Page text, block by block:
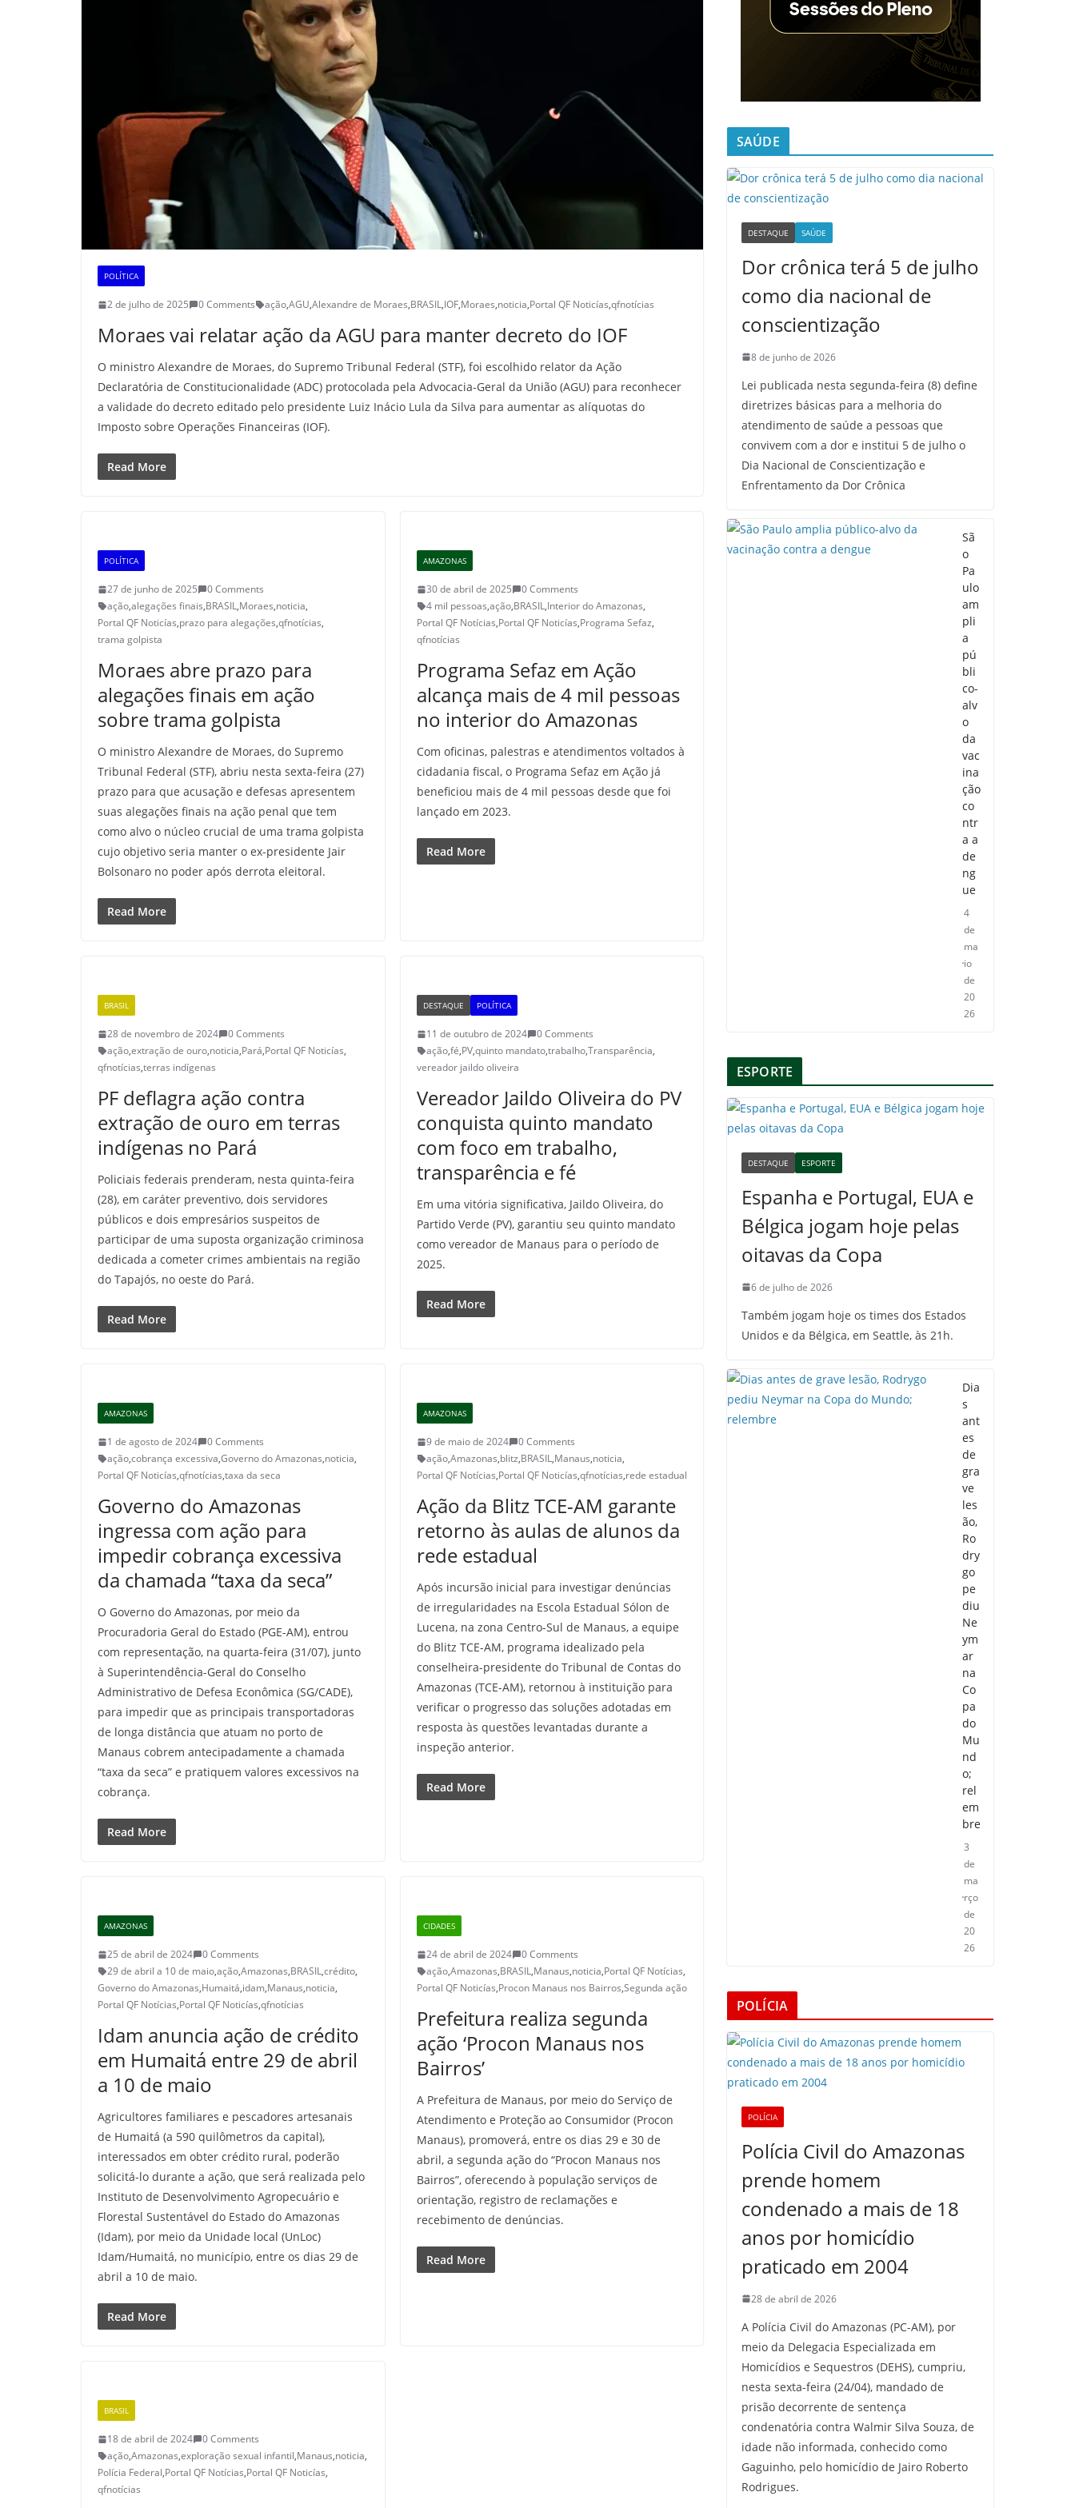
POLÍTICA
2 de julho de 2025 0 Comments ação,AGU,Alexandre de Moraes,BRASIL,IOF,Moraes,noticia,Portal QF Noticías,qfnotícias
Moraes vai relatar ação da AGU para manter decreto do IOF
O ministro Alexandre de Moraes, do Supremo Tribunal Federal (STF), foi escolhido relator da Ação
Declaratória de Constitucionalidade (ADC) protocolada pela Advocacia-Geral da União (AGU) para reconhecer
a validade do decreto editado pelo presidente Luiz Inácio Lula da Silva para aumentar as alíquotas do
Imposto sobre Operações Financeiras (IOF).
Read More
POLÍTICA
27 de junho de 2025
0 Comments
ação,alegações finais,BRASIL,Moraes,noticia,
Portal QF Noticías,prazo para alegações,qfnotícias,
trama golpista
Moraes abre prazo para
alegações finais em ação
sobre trama golpista
O ministro Alexandre de Moraes, do Supremo
Tribunal Federal (STF), abriu nesta sexta-feira (27)
prazo para que acusação e defesas apresentem
suas alegações finais na ação penal que tem
como alvo o núcleo crucial de uma trama golpista
cujo objetivo seria manter o ex-presidente Jair
Bolsonaro no poder após derrota eleitoral.
Read More
AMAZONAS
30 de abril de 2025
0 Comments
4 mil pessoas,ação,BRASIL,Interior do Amazonas,
Portal QF Notícias,Portal QF Noticías,Programa Sefaz,
qfnotícias
Programa Sefaz em Ação
alcança mais de 4 mil pessoas
no interior do Amazonas
Com oficinas, palestras e atendimentos voltados à
cidadania fiscal, o Programa Sefaz em Ação já
beneficiou mais de 4 mil pessoas desde que foi
lançado em 2023.
Read More
BRASIL
28 de novembro de 2024
0 Comments
ação,extração de ouro,noticia,Pará,Portal QF Noticías,
qfnotícias,terras indígenas
PF deflagra ação contra
extração de ouro em terras
indígenas no Pará
Policiais federais prenderam, nesta quinta-feira
(28), em caráter preventivo, dois servidores
públicos e dois empresários suspeitos de
participar de uma suposta organização criminosa
dedicada a cometer crimes ambientais na região
do Tapajós, no oeste do Pará.
Read More
DESTAQUE POLÍTICA
11 de outubro de 2024
0 Comments
ação,fé,PV,quinto mandato,trabalho,Transparência,
vereador jaildo oliveira
Vereador Jaildo Oliveira do PV
conquista quinto mandato
com foco em trabalho,
transparência e fé
Em uma vitória significativa, Jaildo Oliveira, do
Partido Verde (PV), garantiu seu quinto mandato
como vereador de Manaus para o período de
2025.
Read More
AMAZONAS
1 de agosto de 2024
0 Comments
ação,cobrança excessiva,Governo do Amazonas,noticia,
Portal QF Noticías,qfnotícias,taxa da seca
Governo do Amazonas
ingressa com ação para
impedir cobrança excessiva
da chamada “taxa da seca”
O Governo do Amazonas, por meio da
Procuradoria Geral do Estado (PGE-AM), entrou
com representação, na quarta-feira (31/07), junto
à Superintendência-Geral do Conselho
Administrativo de Defesa Econômica (SG/CADE),
para impedir que as principais transportadoras
de longa distância que atuam no porto de
Manaus cobrem antecipadamente a chamada
“taxa da seca” e pratiquem valores excessivos na
cobrança.
Read More
AMAZONAS
9 de maio de 2024
0 Comments
ação,Amazonas,blitz,BRASIL,Manaus,noticia,
Portal QF Notícias,Portal QF Noticías,qfnotícias,rede estadual
​Ação da Blitz TCE-AM garante
retorno às aulas de alunos da
rede estadual
Após incursão inicial para investigar denúncias
de irregularidades na Escola Estadual Sólon de
Lucena, na zona Centro-Sul de Manaus, a equipe
do Blitz TCE-AM, programa idealizado pela
conselheira-presidente do Tribunal de Contas do
Amazonas (TCE-AM), retornou à instituição para
verificar o progresso das soluções adotadas em
resposta às questões levantadas durante a
inspeção anterior.
Read More
AMAZONAS
25 de abril de 2024
0 Comments
29 de abril a 10 de maio,ação,Amazonas,BRASIL,crédito,
Governo do Amazonas,Humaitá,idam,Manaus,noticia,
Portal QF Notícias,Portal QF Noticías,qfnotícias
Idam anuncia ação de crédito
em Humaitá entre 29 de abril
a 10 de maio
Agricultores familiares e pescadores artesanais
de Humaitá (a 590 quilômetros da capital),
interessados em obter crédito rural, poderão
solicitá-lo durante a ação, que será realizada pelo
Instituto de Desenvolvimento Agropecuário e
Florestal Sustentável do Estado do Amazonas
(Idam), por meio da Unidade local (UnLoc)
Idam/Humaitá, no município, entre os dias 29 de
abril a 10 de maio.
Read More
CIDADES
24 de abril de 2024
0 Comments
ação,Amazonas,BRASIL,Manaus,noticia,Portal QF Notícias,
Portal QF Noticías,Procon Manaus nos Bairros,Segunda ação
Prefeitura realiza segunda
ação ‘Procon Manaus nos
Bairros’
A Prefeitura de Manaus, por meio do Serviço de
Atendimento e Proteção ao Consumidor (Procon
Manaus), promoverá, entre os dias 29 e 30 de
abril, a segunda ação do “Procon Manaus nos
Bairros”, oferecendo à população serviços de
orientação, registro de reclamações e
recebimento de denúncias.
Read More
BRASIL
18 de abril de 2024
0 Comments
ação,Amazonas,exploração sexual infantil,Manaus,noticia,
Polícia Federal,Portal QF Notícias,Portal QF Noticías,
qfnotícias
SAÚDE
DESTAQUE SAÚDE
Dor crônica terá 5 de julho
como dia nacional de
conscientização
8 de junho de 2026
Lei publicada nesta segunda-feira (8) define
diretrizes básicas para a melhoria do
atendimento de saúde a pessoas que
convivem com a dor e institui 5 de julho o
Dia Nacional de Conscientização e
Enfrentamento da Dor Crônica
Sã
o
Pa
ulo
am
pli
a
pú
bli
co-
alv
o
da
vac
ina
ção
co
ntr
a a
de
ng
ue
4
de
ma
io
de
20
26
ESPORTE
DESTAQUE ESPORTE
Espanha e Portugal, EUA e
Bélgica jogam hoje pelas
oitavas da Copa
6 de julho de 2026
Também jogam hoje os times dos Estados
Unidos e da Bélgica, em Seattle, às 21h.
Dia
s
ant
es
de
gra
ve
les
ão,
Ro
dry
go
pe
diu
Ne
ym
ar
na
Co
pa
do
Mu
nd
o;
rel
em
bre
3
de
ma
rço
de
20
26
POLÍCIA
POLÍCIA
Polícia Civil do Amazonas
prende homem
condenado a mais de 18
anos por homicídio
praticado em 2004
28 de abril de 2026
A Polícia Civil do Amazonas (PC-AM), por
meio da Delegacia Especializada em
Homicídios e Sequestros (DEHS), cumpriu,
nesta sexta-feira (24/04), mandado de
prisão decorrente de sentença
condenatória contra Walmir Silva Souza, de
idade não informada, conhecido como
Gaguinho, pelo homicídio de Jairo Roberto
Rodrigues.